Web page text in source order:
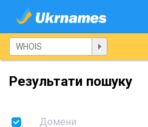
Результати пошуку
Домени